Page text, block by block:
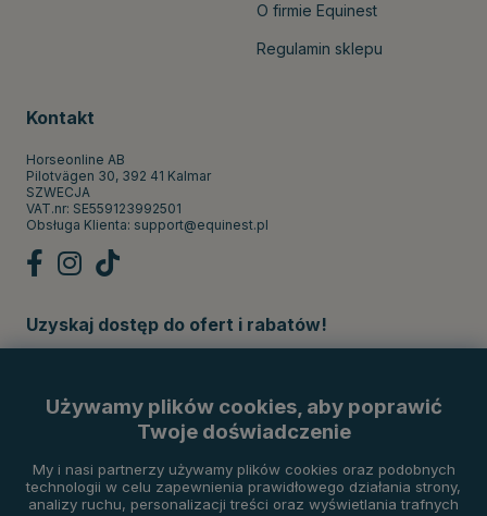
O firmie Equinest
Regulamin sklepu
Kontakt
Horseonline AB
Pilotvägen 30, 392 41 Kalmar
SZWECJA
VAT.nr: SE559123992501
Obsługa Klienta: support@equinest.pl
Uzyskaj dostęp do ofert i rabatów!
Używamy plików cookies, aby poprawić
Twoje doświadczenie
My i nasi partnerzy używamy plików cookies oraz podobnych
technologii w celu zapewnienia prawidłowego działania strony,
analizy ruchu, personalizacji treści oraz wyświetlania trafnych